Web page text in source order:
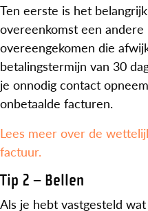
Ten eerste is het
overeenkomst een
overeengekomen die
betalingstermijn van 30
je onnodig contact
onbetaalde facturen.
Lees meer over de
factuur.
Tip 2 – Bellen
Als je hebt vastgesteld